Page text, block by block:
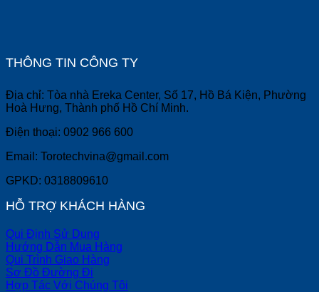
THÔNG TIN CÔNG TY
Địa chỉ: Tòa nhà Ereka Center, Số 17, Hồ Bá Kiện, Phường
Hoà Hưng, Thành phố Hồ Chí Minh.
Điện thoại: 0902 966 600
Email: Torotechvina@gmail.com
GPKD: 0318809610
HỖ TRỢ KHÁCH HÀNG
Qui Định Sử Dụng
Hướng Dẫn Mua Hàng
Qui Trình Giao Hàng
Sơ Đồ Đường Đi
Hợp Tác Với Chúng Tôi